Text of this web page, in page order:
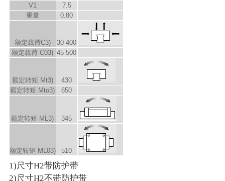
V1
7.5
重量
0.80
额定载荷C3)
30 400
额定载荷 C03) 45 500
额定转矩 Mt3)
430
额定转矩 Mto3) 650
额定转矩 M L3) 345
额定转矩 M L03) 510
1)尺寸H2带防护带
2)尺寸H2不带防护带